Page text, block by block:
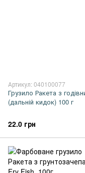
Артикул: 040100077
Грузило Ракета з
(дальній кидок) 100 г
22.0 грн